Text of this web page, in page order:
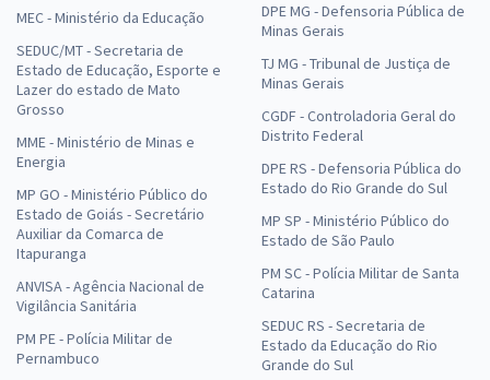
MEC - Ministério da Educação
SEDUC/MT - Secretaria de
Estado de Educação, Esporte e
Lazer do estado de Mato
Grosso
MME - Ministério de Minas e
Energia
MP GO - Ministério Público do
Estado de Goiás - Secretário
Auxiliar da Comarca de
Itapuranga
ANVISA - Agência Nacional de
Vigilância Sanitária
PM PE - Polícia Militar de
Pernambuco
DPE MG - Defensoria Pública de
Minas Gerais
TJ MG - Tribunal de Justiça de
Minas Gerais
CGDF - Controladoria Geral do
Distrito Federal
DPE RS - Defensoria Pública do
Estado do Rio Grande do Sul
MP SP - Ministério Público do
Estado de São Paulo
PM SC - Polícia Militar de Santa
Catarina
SEDUC RS - Secretaria de
Estado da Educação do Rio
Grande do Sul